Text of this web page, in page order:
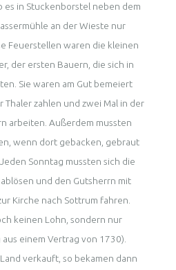
es in Stuckenborstel neben dem
an der Wieste nur
Feuerstellen waren die kleinen
der ersten Bauern, die sich in
Sie waren am Gut bemeiert
Thaler zahlen und zwei Mal in der
arbeiten. Außerdem mussten
wenn dort gebacken, gebraut
Sonntag mussten sich die
und den Gutsherrn mit
Kirche nach Sottrum fahren.
keinen Lohn, sondern nur
aus einem Vertrag von 1730).
verkauft, so bekamen dann